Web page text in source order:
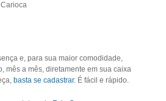
e, para sua maior comodidade,
mês a mês, diretamente em sua caixa
basta se cadastrar. É fácil e rápido.